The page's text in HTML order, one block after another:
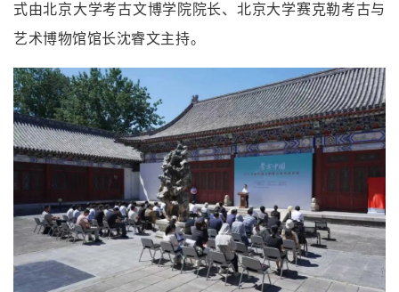
式由北京大学考古文博学院院长、北京大学赛克勒考古与
艺术博物馆馆长沈睿文主持。